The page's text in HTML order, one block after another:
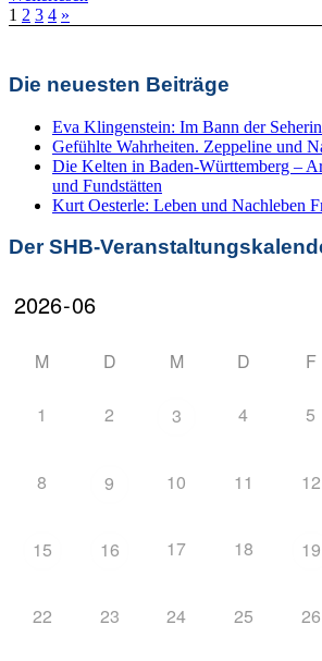
Seitennummerierung
Beiträge
1 2 3 4 Nächste
»
Die neuesten Beiträge
Eva Klingenstein: Im Bann der
Gefühlte Wahrheiten. Zeppeline und
Die Kelten in Baden-Württemberg –
und Fundstätten
Kurt Oesterle: Leben und Nachleben
Der SHB-
M D M D F
1 2 3 4 5
8 9 10 11 12
15 16 17 18 19
22 23 24 25 26